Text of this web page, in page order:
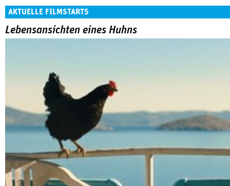
AKTUELLE FILMSTARTS
Lebensansichten eines Huhns